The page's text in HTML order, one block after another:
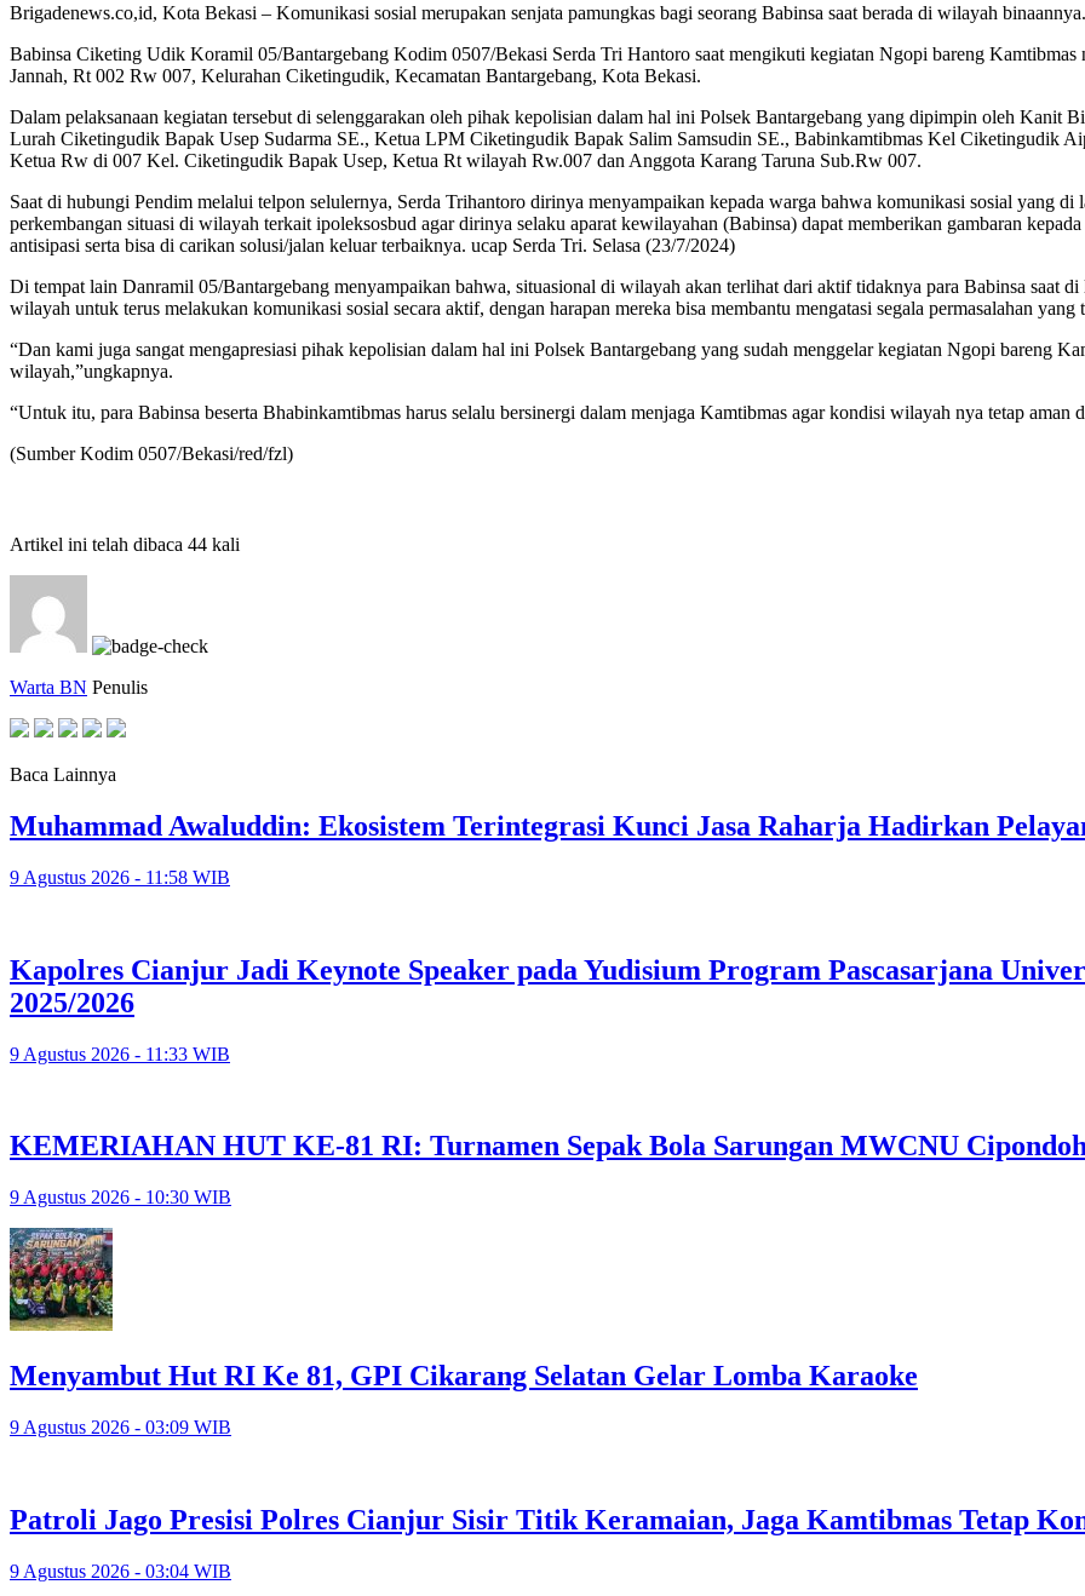
Brigadenews.co,id, Kota Bekasi – Komunikasi sosial merupakan senjata pamungkas bagi seorang Babinsa saat berada di wilayah
Babinsa Ciketing Udik Koramil 05/Bantargebang Kodim 0507/Bekasi Serda Tri Hantoro saat mengikuti kegiatan Ngopi bareng
Jannah, Rt 002 Rw 007, Kelurahan Ciketingudik, Kecamatan Bantargebang, Kota Bekasi.
Dalam pelaksanaan kegiatan tersebut di selenggarakan oleh pihak kepolisian dalam hal ini Polsek Bantargebang yang dipimpin oleh Kanit
Lurah Ciketingudik Bapak Usep Sudarma SE., Ketua LPM Ciketingudik Bapak Salim Samsudin SE., Babinkamtibmas Kel Ciketingudik
Ketua Rw di 007 Kel. Ciketingudik Bapak Usep, Ketua Rt wilayah Rw.007 dan Anggota Karang Taruna Sub.Rw 007.
Saat di hubungi Pendim melalui telpon selulernya, Serda Trihantoro dirinya menyampaikan kepada warga bahwa komunikasi sosial yang
perkembangan situasi di wilayah terkait ipoleksosbud agar dirinya selaku aparat kewilayahan (Babinsa) dapat memberikan gambaran kepada
antisipasi serta bisa di carikan solusi/jalan keluar terbaiknya. ucap Serda Tri. Selasa (23/7/2024)
Di tempat lain Danramil 05/Bantargebang menyampaikan bahwa, situasional di wilayah akan terlihat dari aktif tidaknya para Babinsa saat
wilayah untuk terus melakukan komunikasi sosial secara aktif, dengan harapan mereka bisa membantu mengatasi segala permasalahan yang
“Dan kami juga sangat mengapresiasi pihak kepolisian dalam hal ini Polsek Bantargebang yang sudah menggelar kegiatan Ngopi bareng
wilayah,”ungkapnya.
“Untuk itu, para Babinsa beserta Bhabinkamtibmas harus selalu bersinergi dalam menjaga Kamtibmas agar kondisi wilayah nya tetap aman
(Sumber Kodim 0507/Bekasi/red/fzl)
Artikel ini telah dibaca 44 kali
Warta BN Penulis
Baca Lainnya
Muhammad Awaluddin: Ekosistem Terintegrasi Kunci Jasa Raharja Hadirkan
9 Agustus 2026 - 11:58 WIB
Kapolres Cianjur Jadi Keynote Speaker pada Yudisium Program Pascasarjana
2025/2026
9 Agustus 2026 - 11:33 WIB
KEMERIAHAN HUT KE-81 RI: Turnamen Sepak Bola Sarungan MWCNU
9 Agustus 2026 - 10:30 WIB
Menyambut Hut RI Ke 81, GPI Cikarang Selatan Gelar Lomba Karaoke
9 Agustus 2026 - 03:09 WIB
Patroli Jago Presisi Polres Cianjur Sisir Titik Keramaian, Jaga Kamtibmas Tetap
9 Agustus 2026 - 03:04 WIB